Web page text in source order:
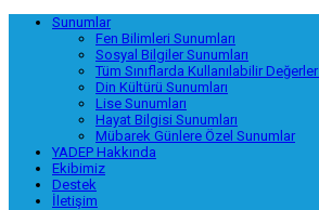
Sunumlar
Fen Bilimleri Sunumları
Sosyal Bilgiler Sunumları
Tüm Sınıflarda Kullanılabilir
Din Kültürü Sunumları
Lise Sunumları
Hayat Bilgisi Sunumları
Mübarek Günlere Özel Sunumlar
YADEP Hakkında
Ekibimiz
Destek
İletişim